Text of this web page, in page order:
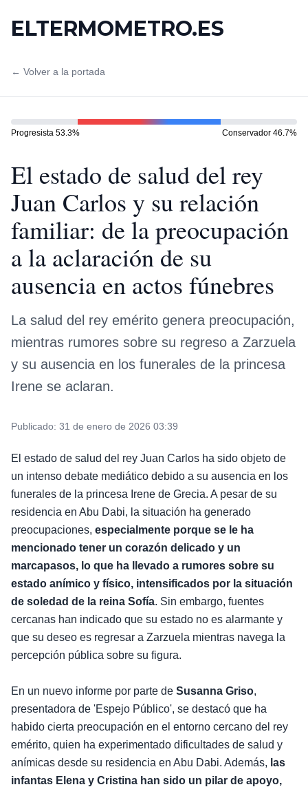
ELTERMOMETRO.ES
← Volver a la portada
Progresista 53.3% Conservador 46.7%
El estado de salud del rey
Juan Carlos y su relación
familiar: de la preocupación
a la aclaración de su
ausencia en actos fúnebres
La salud del rey emérito genera preocupación,
mientras rumores sobre su regreso a Zarzuela
y su ausencia en los funerales de la princesa
Irene se aclaran.
Publicado: 31 de enero de 2026 03:39
El estado de salud del rey Juan Carlos ha sido objeto de
un intenso debate mediático debido a su ausencia en los
funerales de la princesa Irene de Grecia. A pesar de su
residencia en Abu Dabi, la situación ha generado
preocupaciones, especialmente porque se le ha
mencionado tener un corazón delicado y un
marcapasos, lo que ha llevado a rumores sobre su
estado anímico y físico, intensificados por la situación
de soledad de la reina Sofía. Sin embargo, fuentes
cercanas han indicado que su estado no es alarmante y
que su deseo es regresar a Zarzuela mientras navega la
percepción pública sobre su figura.
En un nuevo informe por parte de Susanna Griso,
presentadora de 'Espejo Público', se destacó que ha
habido cierta preocupación en el entorno cercano del rey
emérito, quien ha experimentado dificultades de salud y
anímicas desde su residencia en Abu Dabi. Además, las
infantas Elena y Cristina han sido un pilar de apoyo,